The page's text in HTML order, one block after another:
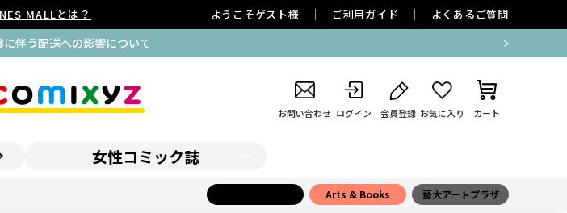
MALLとは？ ようこそゲスト様 ご利用ガイド よくあるご質問
伴う配送への影響について
お問い合わせ ログイン 会員登録 お気に入り カート
女性コミック誌
Arts & Books 藝大アートプラザ